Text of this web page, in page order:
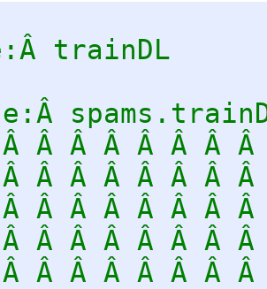
trainDL
Â Â Â Â Â Â Â
Â Â Â Â Â Â Â
Â Â Â Â Â Â Â
Â Â Â Â Â Â Â
Â Â Â Â Â Â